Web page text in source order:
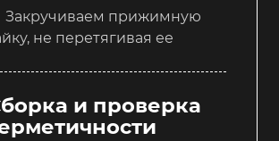
Закручиваем прижимную
не перетягивая ее
и проверка